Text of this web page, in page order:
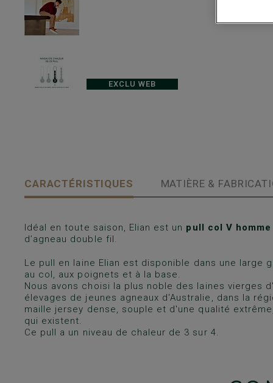
EXCLU WEB
CARACTÉRISTIQUES MATIÈRE &
Idéal en toute saison, Elian est un pull col V homme
d’agneau double fil.
Le pull en laine Elian est disponible dans une large
au col, aux poignets et à la base.
Nous avons choisi la plus noble des laines vierges
élevages de jeunes agneaux d'Australie, dans la
maille jersey dense, souple et d'une qualité
qui existent.
Ce pull a un niveau de chaleur de 3 sur 4.